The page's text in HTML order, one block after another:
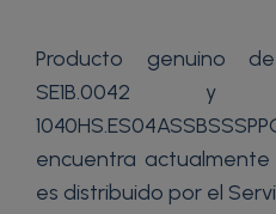
Producto genuino
SE1B.0042 y
encuentra
es distribuido por el